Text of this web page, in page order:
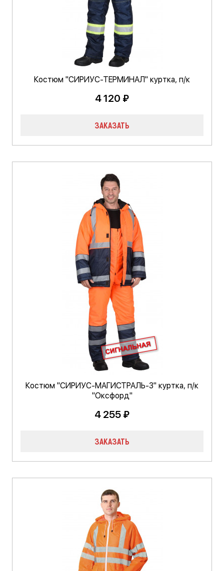
Костюм "СИРИУС-ТЕРМИНАЛ" куртка, п/к
4 120 ₽
ЗАКАЗАТЬ
Костюм "СИРИУС-МАГИСТРАЛЬ-3" куртка, п/к
"Оксфорд"
4 255 ₽
ЗАКАЗАТЬ